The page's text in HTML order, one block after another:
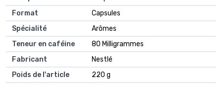
Format
‎Capsules
Spécialité
‎Arômes
Teneur en caféine
‎80 Milligrammes
Fabricant
‎Nestlé
Poids de l'article
‎220 g